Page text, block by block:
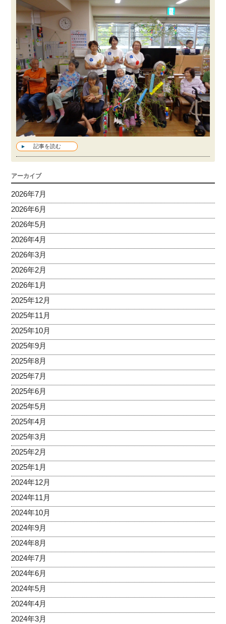
記事を読む
アーカイブ
2026年7月
2026年6月
2026年5月
2026年4月
2026年3月
2026年2月
2026年1月
2025年12月
2025年11月
2025年10月
2025年9月
2025年8月
2025年7月
2025年6月
2025年5月
2025年4月
2025年3月
2025年2月
2025年1月
2024年12月
2024年11月
2024年10月
2024年9月
2024年8月
2024年7月
2024年6月
2024年5月
2024年4月
2024年3月